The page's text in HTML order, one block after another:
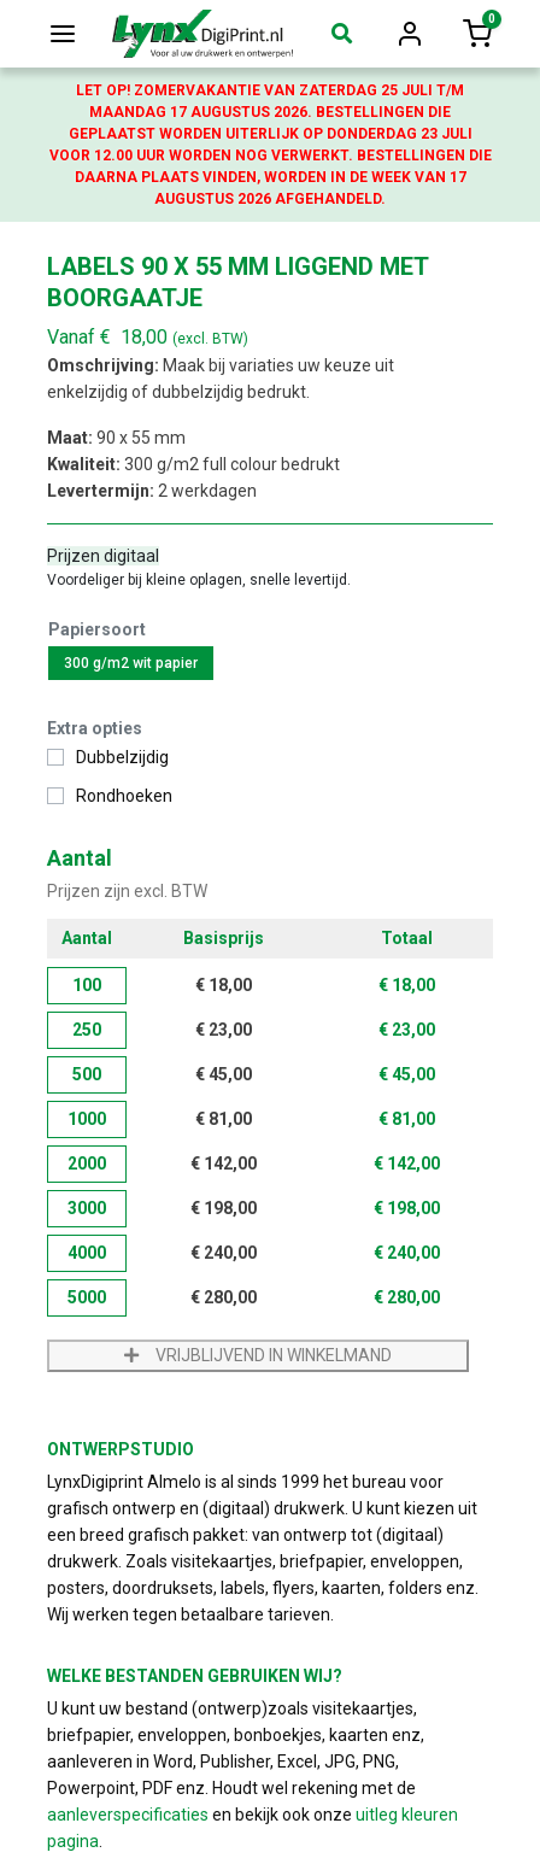
Login
0
LET OP! ZOMERVAKANTIE VAN ZATERDAG 25 JULI T/M
MAANDAG 17 AUGUSTUS 2026. BESTELLINGEN DIE
GEPLAATST WORDEN UITERLIJK OP DONDERDAG 23 JULI
VOOR 12.00 UUR WORDEN NOG VERWERKT. BESTELLINGEN DIE
DAARNA PLAATS VINDEN, WORDEN IN DE WEEK VAN 17
AUGUSTUS 2026 AFGEHANDELD.
LABELS 90 X 55 MM LIGGEND MET
BOORGAATJE
Vanaf € 18,00 (excl. BTW)
Omschrijving: Maak bij variaties uw keuze uit
enkelzijdig of dubbelzijdig bedrukt.
Maat: 90 x 55 mm
Kwaliteit: 300 g/m2 full colour bedrukt
Levertermijn: 2 werkdagen
Prijzen digitaal
Voordeliger bij kleine oplagen, snelle levertijd.
Papiersoort
300 g/m2 wit papier
Extra opties
Dubbelzijdig
Rondhoeken
Aantal
Prijzen zijn excl. BTW
Aantal Basisprijs Totaal
100 € 18,00 € 18,00
250 € 23,00 € 23,00
500 € 45,00 € 45,00
1000 € 81,00 € 81,00
2000 € 142,00 € 142,00
3000 € 198,00 € 198,00
4000 € 240,00 € 240,00
5000 € 280,00 € 280,00
VRIJBLIJVEND IN WINKELMAND
ONTWERPSTUDIO
LynxDigiprint Almelo is al sinds 1999 het bureau voor
grafisch ontwerp en (digitaal) drukwerk. U kunt kiezen uit
een breed grafisch pakket: van ontwerp tot (digitaal)
drukwerk. Zoals visitekaartjes, briefpapier, enveloppen,
posters, doordruksets, labels, flyers, kaarten, folders enz.
Wij werken tegen betaalbare tarieven.
WELKE BESTANDEN GEBRUIKEN WIJ?
U kunt uw bestand (ontwerp)zoals visitekaartjes,
briefpapier, enveloppen, bonboekjes, kaarten enz,
aanleveren in Word, Publisher, Excel, JPG, PNG,
Powerpoint, PDF enz. Houdt wel rekening met de
aanleverspecificaties en bekijk ook onze uitleg kleuren
pagina